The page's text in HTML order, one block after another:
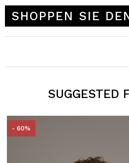
SHOPPEN SIE
SUGGESTED
- 60%